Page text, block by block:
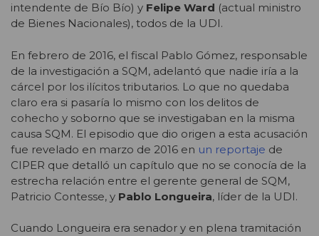
intendente de Bío Bío) y Felipe Ward (actual ministro
de Bienes Nacionales), todos de la UDI.
En febrero de 2016, el fiscal Pablo Gómez, responsable
de la investigación a SQM, adelantó que nadie iría a la
cárcel por los ilícitos tributarios. Lo que no quedaba
claro era si pasaría lo mismo con los delitos de
cohecho y soborno que se investigaban en la misma
causa SQM. El episodio que dio origen a esta acusación
fue revelado en marzo de 2016 en un reportaje de
CIPER que detalló un capítulo que no se conocía de la
estrecha relación entre el gerente general de SQM,
Patricio Contesse, y Pablo Longueira, líder de la UDI.
Cuando Longueira era senador y en plena tramitación